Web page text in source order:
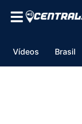
Vídeos Brasil